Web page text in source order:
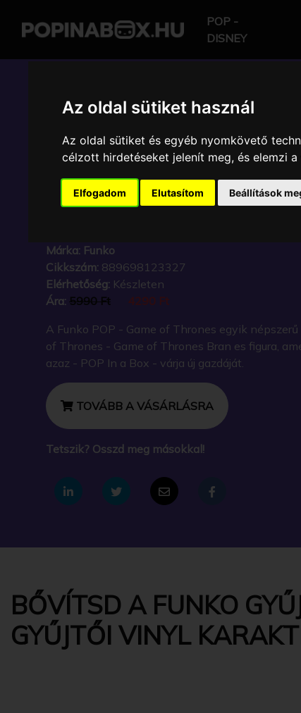
Az oldal sütiket használ
Az oldal sütiket és egyéb nyomkövető
célzott hirdetéseket jelenít meg, és elemzi
Elfogadom Elutasítom Beállítások
POP -
DISNEY
POP IN A BOX HU
FUNKO POP -
- GAME OF
Márka: Funko
Cikkszám: 889698123327
Elérhetőség: Készleten
Ára: 5990 Ft
4290 Ft
A Funko POP - Game of Thrones egyik
of Thrones - Game of Thrones Bran es figura,
azaz - POP In a Box - várja új gazdáját.
TOVÁBB A VÁSÁRLÁSRA
Tetszik? Osszd meg másokkal!
BŐVÍTSD A FUNKO
GYŰJTŐI VINYL